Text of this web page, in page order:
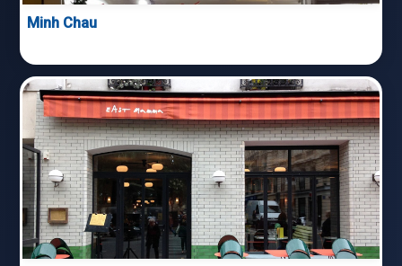
Minh Chau